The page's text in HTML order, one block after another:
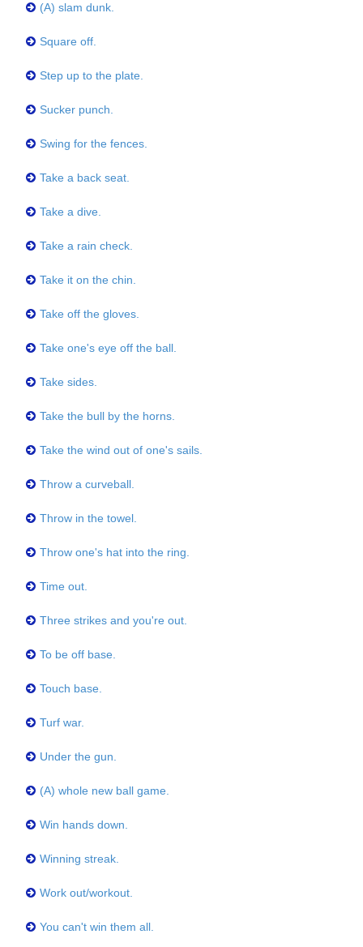
(A) slam dunk.
Square off.
Step up to the plate.
Sucker punch.
Swing for the fences.
Take a back seat.
Take a dive.
Take a rain check.
Take it on the chin.
Take off the gloves.
Take one's eye off the ball.
Take sides.
Take the bull by the horns.
Take the wind out of one's sails.
Throw a curveball.
Throw in the towel.
Throw one's hat into the ring.
Time out.
Three strikes and you're out.
To be off base.
Touch base.
Turf war.
Under the gun.
(A) whole new ball game.
Win hands down.
Winning streak.
Work out/workout.
You can't win them all.